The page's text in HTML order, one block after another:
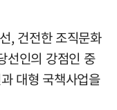
, 건전한 조직문화
선인의 강점인 중
대형 국책사업을